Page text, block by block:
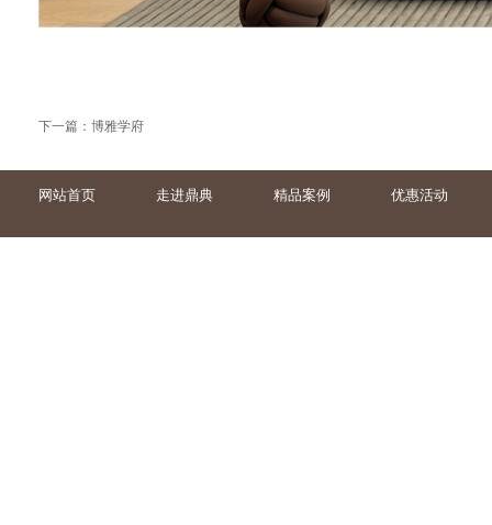
下一篇： 博雅学府
网站首页 走进鼎典 精品案例 优惠活动